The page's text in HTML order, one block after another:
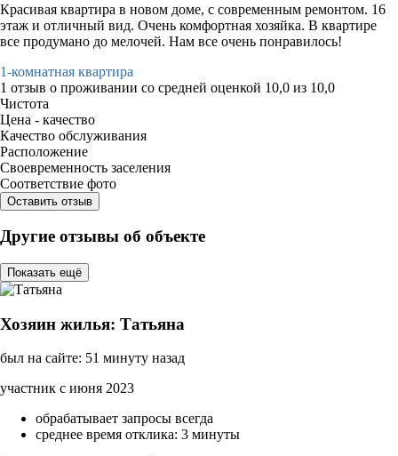
Красивая квартира в новом доме, с современным ремонтом. 16
этаж и отличный вид. Очень комфортная хозяйка. В квартире
все продумано до мелочей. Нам все очень понравилось!
1-комнатная квартира
1 отзыв о проживании со средней оценкой 10,0 из 10,0
Чистота
Цена - качество
Качество обслуживания
Расположение
Своевременность заселения
Соответствие фото
Оставить отзыв
Другие отзывы об объекте
Показать ещё
Хозяин жилья: Татьяна
был на сайте: 51 минуту назад
участник с июня 2023
обрабатывает запросы всегда
среднее время отклика: 3 минуты